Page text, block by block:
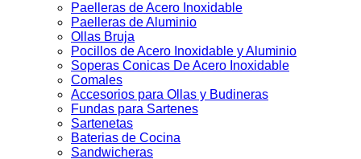
Paelleras de Acero Inoxidable
Paelleras de Aluminio
Ollas Bruja
Pocillos de Acero Inoxidable y Aluminio
Soperas Conicas De Acero Inoxidable
Comales
Accesorios para Ollas y Budineras
Fundas para Sartenes
Sartenetas
Baterias de Cocina
Sandwicheras